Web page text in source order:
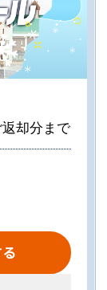
却分まで